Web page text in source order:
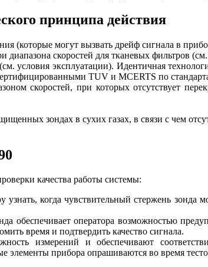
принципа действия
(которые могут вызвать дрейф сигнала в
диапазона скоростей для тканевых фильтров
условия эксплуатации). Идентичная
TUV и MCERTS по
скоростей, при которых отсутствует
зондах в сухих газах, в связи с чем
качества работы системы:
узнать, когда чувствительный стержень
обеспечивает оператора возможностью
время и подтвердить качество сигнала.
измерений и обеспечивают
элементы прибора опрашиваются во время